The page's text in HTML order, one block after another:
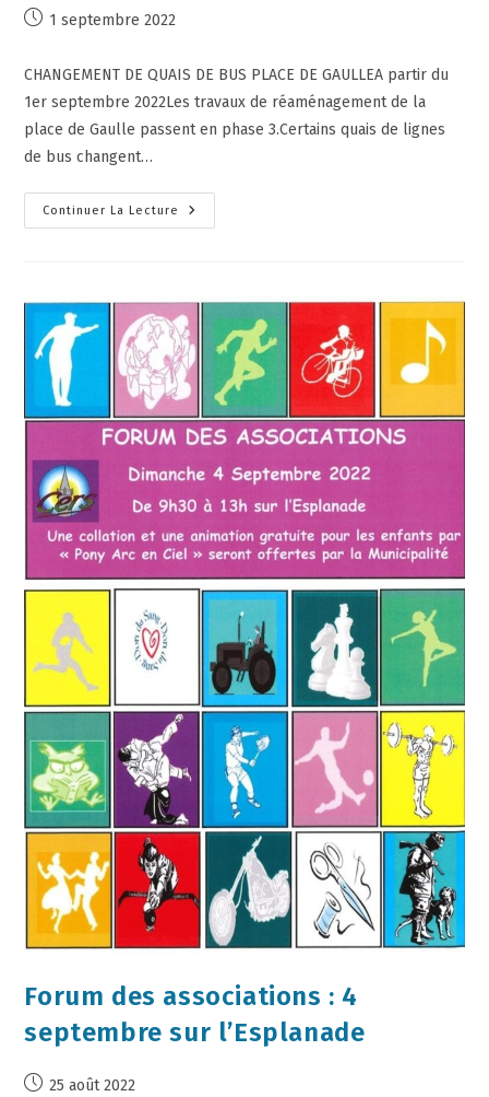
1 septembre 2022
CHANGEMENT DE QUAIS DE BUS PLACE DE GAULLEA partir du
1er septembre 2022Les travaux de réaménagement de la
place de Gaulle passent en phase 3.Certains quais de lignes
de bus changent…
Continuer La Lecture
Forum des associations : 4
septembre sur l’Esplanade
25 août 2022